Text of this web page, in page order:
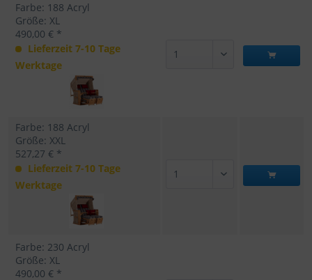
Farbe: 188 Acryl
Größe: XL
490,00 € *
Lieferzeit 7-10 Tage
Werktage
Farbe: 188 Acryl
Größe: XXL
527,27 € *
Lieferzeit 7-10 Tage
Werktage
Farbe: 230 Acryl
Größe: XL
490,00 € *